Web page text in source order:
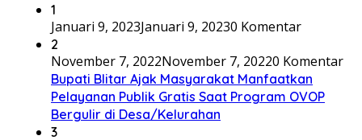
1
Januari 9, 2023Januari 9, 20230 Komentar
2
November 7, 2022November 7, 20220 Komentar
Bupati Blitar Ajak Masyarakat Manfaatkan
Pelayanan Publik Gratis Saat Program OVOP
Bergulir di Desa/Kelurahan
3